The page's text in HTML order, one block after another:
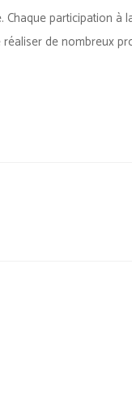
participation à
de nombreux